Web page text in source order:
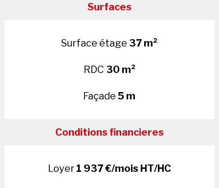
Surfaces
Surface étage 37 m²
RDC 30 m²
Façade5 m
Conditions financieres
Loyer 1 937 €/mois HT/HC